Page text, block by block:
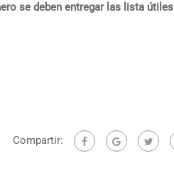
se deben entregar las lista útiles
Compartir: